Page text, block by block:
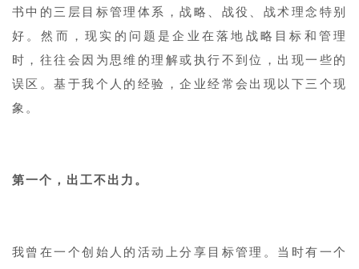
书中的三层目标管理体系，战略、战役、战术理念特别
好。然而，现实的问题是企业在落地战略目标和管理
时，往往会因为思维的理解或执行不到位，出现一些的
误区。基于我个人的经验，企业经常会出现以下三个现
象。
第一个，出工不出力。
我曾在一个创始人的活动上分享目标管理。当时有一个